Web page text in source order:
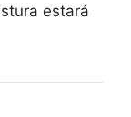
estará